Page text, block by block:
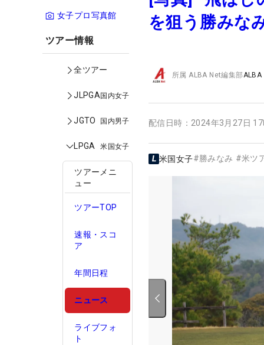
女子プロ写真館
ツアー情報
全ツアー
JLPGA国内女子
JGTO 国内男子
LPGA 米国女子
ツアーメニ
ュー
ツアーTOP
速報・スコ
ア
年間日程
ニュース
ライブフォ
ト
を狙う勝みな
所属ALBA Net編集部ALBA
配信日時： 2024年3月27日
米国女子#勝みなみ #米ツ